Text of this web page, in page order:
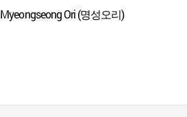
Myeongseong Ori (명성오리)